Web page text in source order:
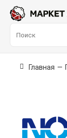
Главная —